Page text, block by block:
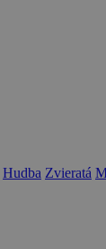
Hudba Zvieratá